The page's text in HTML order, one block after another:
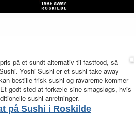
på et sundt alternativ til fastfood, så
Yoshi Sushi er et sushi take-away
bestille frisk sushi og råvarerne kommer
godt sted at forkæle sine smagsløgs, hvis
sushi anretninger.
på Sushi i Roskilde